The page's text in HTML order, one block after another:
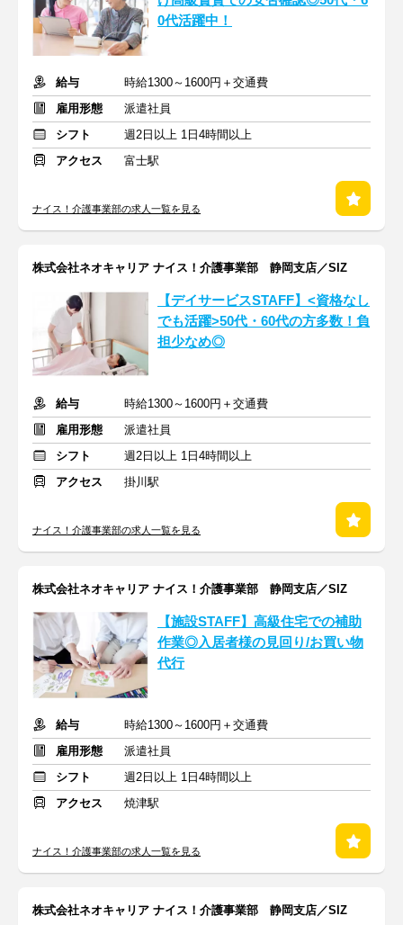
0代活躍中！
給与
時給1300～1600円＋交通費
雇用形態
派遣社員
シフト
週2日以上 1日4時間以上
アクセス
富士駅
ナイス！介護事業部の求人一覧を見る
株式会社ネオキャリア ナイス！介護事業部 静岡支店／SIZ
【デイサービスSTAFF】<資格なし
でも活躍>50代・60代の方多数！負
担少なめ◎
給与
時給1300～1600円＋交通費
雇用形態
派遣社員
シフト
週2日以上 1日4時間以上
アクセス
掛川駅
ナイス！介護事業部の求人一覧を見る
株式会社ネオキャリア ナイス！介護事業部 静岡支店／SIZ
【施設STAFF】高級住宅での補助
作業◎入居者様の見回り/お買い物
代行
給与
時給1300～1600円＋交通費
雇用形態
派遣社員
シフト
週2日以上 1日4時間以上
アクセス
焼津駅
ナイス！介護事業部の求人一覧を見る
株式会社ネオキャリア ナイス！介護事業部 静岡支店／SIZ